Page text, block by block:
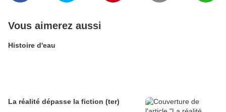
Vous aimerez aussi
Histoire d'eau
La réalité dépasse la fiction (ter)